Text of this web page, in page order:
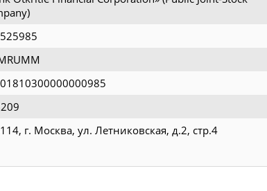
г. Москва, ул. Летниковская, д.2, стр.4